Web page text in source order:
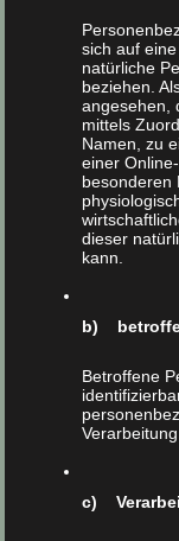
Einblasmaschine &
sich auf
natürliche
beziehen.
angesehen,
mittels
Namen, zu
einer
besonderen
dieser
kann.
b)
Betroffene
c)